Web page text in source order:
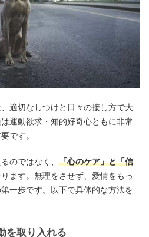
適切なしつけと日々の接し方で大
運動欲求・知的好奇心ともに非常
です。
のではなく、 「心のケア」と「信
ます。無理をさせず、愛情をもっ
一歩です。以下で具体的な方法を
を取り入れる